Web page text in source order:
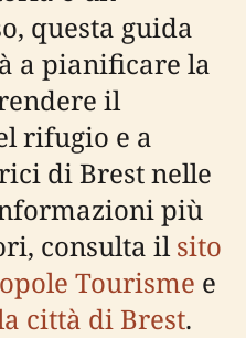
questa guida
a pianificare la
il
rifugio e a
di Brest nelle
più
consulta ilsito
Tourisme e
città di Brest.